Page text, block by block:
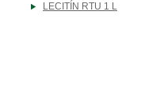
LECITÍN RTU 1 L